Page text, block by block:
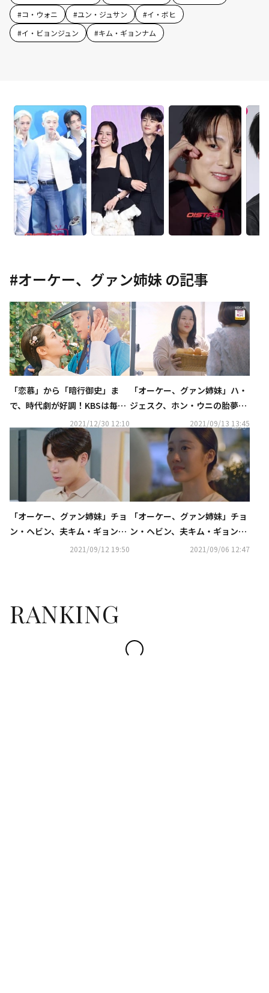
#コ・ウォニ #ユン・ジュサン #イ・ボヒ
#イ・ビョンジュン #キム・ギョンナム
#オーケー、グァン姉妹 の記事
「恋慕」から「暗行御史」ま
で、時代劇が好調！KBSは毎日
＆週末ドラマも変わらぬ人気
【2021年韓国ドラマ決算】
2021/12/30 12:10
「オーケー、グァン姉妹」ハ・
ジェスク、ホン・ウニの胎夢
に？サプライズで再登場
2021/09/13 13:45
「オーケー、グァン姉妹」チョ
ン・ヘビン、夫キム・ギョンナ
ムに離婚を切り出す…二人の運
2021/09/12 19:50
「オーケー、グァン姉妹」チョ
ン・ヘビン、夫キム・ギョンナ
2021/09/06 12:47
RANKING